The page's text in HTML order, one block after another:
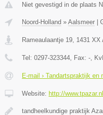
Niet gevestigd in de plaats
Noord-Holland » Aalsmeer |
Rameaulaantje 19 1431 XX
Tel: 0297-323344 , Fax: - ,
E-mail › Tandartspraktijk
Website: http://www.tpazar.nl
tandheelkundige praktijk